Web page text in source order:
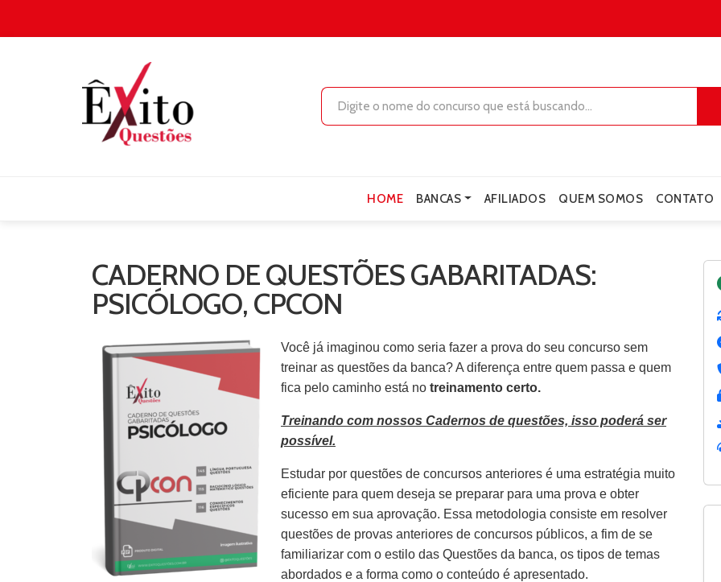
HOME BANCAS AFILIADOS QUEM SOMOS CONTATO
CADERNO DE QUESTÕES GABARITADAS:
PSICÓLOGO, CPCON
Você já imaginou como seria fazer a prova do seu concurso sem
treinar as questões da banca? A diferença entre quem passa e quem
fica pelo caminho está no treinamento certo.
Treinando com nossos Cadernos de questões, isso poderá ser
possível.
Estudar por questões de concursos anteriores é uma estratégia muito
eficiente para quem deseja se preparar para uma prova e obter
sucesso em sua aprovação. Essa metodologia consiste em resolver
questões de provas anteriores de concursos públicos, a fim de se
familiarizar com o estilo das Questões da banca, os tipos de temas
abordados e a forma como o conteúdo é apresentado.